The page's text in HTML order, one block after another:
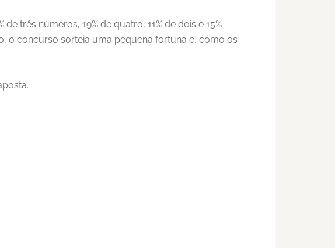
três números, 19% de quatro, 11% de dois e 15%
o concurso sorteia uma pequena fortuna e, como os